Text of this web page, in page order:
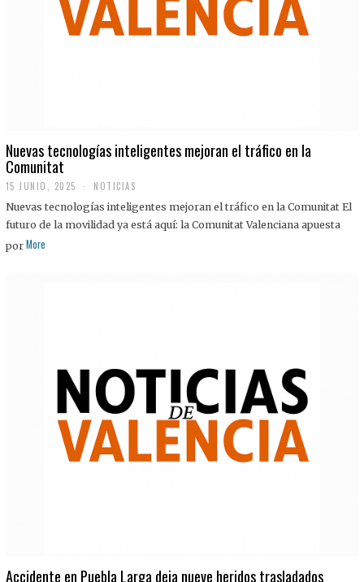
Nuevas tecnologías inteligentes mejoran el tráfico en la
Comunitat
15 JUNIO, 2025 NOTICIAS
Nuevas tecnologías inteligentes mejoran el tráfico en la Comunitat El
futuro de la movilidad ya está aquí: la Comunitat Valenciana apuesta
por More
Accidente en Puebla Larga deja nueve heridos trasladados